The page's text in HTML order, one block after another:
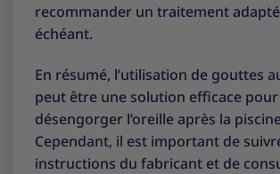
recommander un traitement
échéant.
En résumé, l’utilisation de gouttes
peut être une solution efficace pour
désengorger l’oreille après la
Cependant, il est important de
instructions du fabricant et de